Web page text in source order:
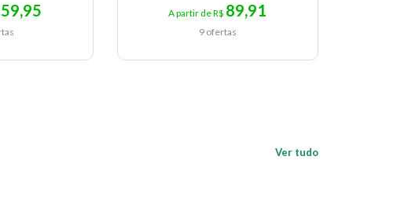
59,95 A partir de R$ 89,91
9 ofertas
Ver tudo